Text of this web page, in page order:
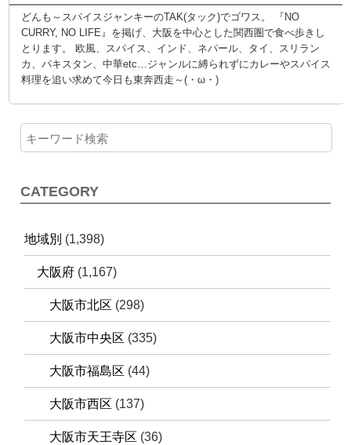
どんも～スパイスジャンキーのTAK(タック)でゴワス。 『NO
CURRY, NO LIFE』を掲げ、大阪を中心とした関西圏で食べ歩きし
とります。 欧風、スパイス、インド、ネパール、タイ、スリラン
カ、パキスタン、中華etc…ジャンルに縛られずにカレーやスパイス
料理を追い求めて今日も東奔西走～(・ω・)
CATEGORY
地域別 (1,398)
大阪府 (1,167)
大阪市北区 (298)
大阪市中央区 (335)
大阪市福島区 (44)
大阪市西区 (137)
大阪市天王寺区 (36)